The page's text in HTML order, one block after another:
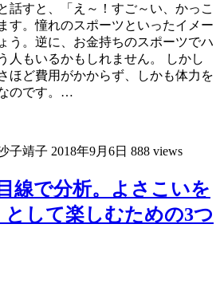
話すと、「え～！すご～い、かっこ
す。憧れのスポーツといったイメー
う。逆に、お金持ちのスポーツでハ
人もいるかもしれません。 しかし
ほど費用がかからず、しかも体力を
のです。…
子靖子 2018年9月6日 888 views
線で分析。よさこいを
として楽しむための3つ